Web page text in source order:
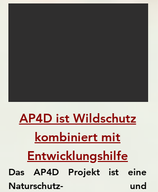
AP4D ist Wildschutz
kombiniert mit
Entwicklungshilfe
Das AP4D Projekt ist eine
Naturschutz- und